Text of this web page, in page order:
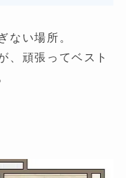
ない場所。
、頑張ってベスト